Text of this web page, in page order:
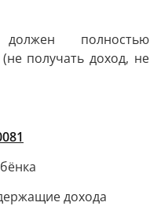
полностью
получать доход, не
дохода